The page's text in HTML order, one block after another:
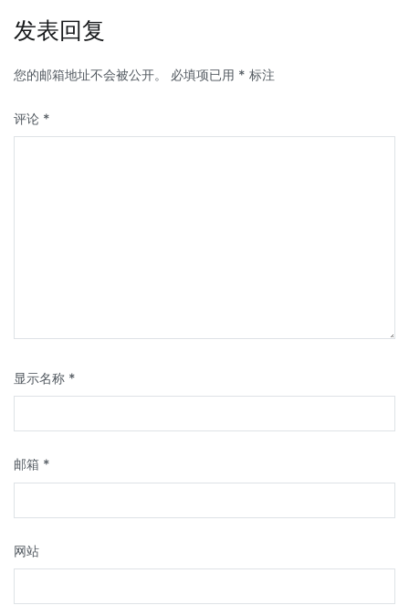
发表回复
您的邮箱地址不会被公开。 必填项已用 * 标注
评论 *
显示名称 *
邮箱 *
网站